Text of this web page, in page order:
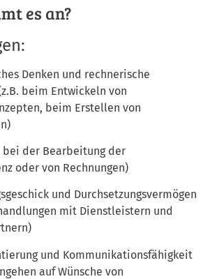
es an?
Denken und rechnerische
beim Entwickeln von
beim Erstellen von
bei der Bearbeitung der
oder von Rechnungen)
und Durchsetzungsvermögen
mit Dienstleistern und
und Kommunikationsfähigkeit
auf Wünsche von